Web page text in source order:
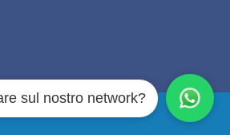
sul nostro network?